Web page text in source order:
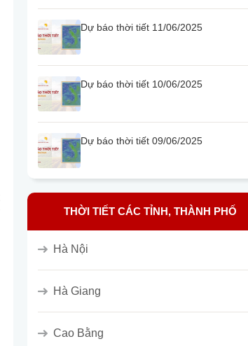
Dự báo thời tiết 11/06/2025
Dự báo thời tiết 10/06/2025
Dự báo thời tiết 09/06/2025
THỜI TIẾT CÁC TỈNH, THÀNH PHỐ
Hà Nội
Hà Giang
Cao Bằng